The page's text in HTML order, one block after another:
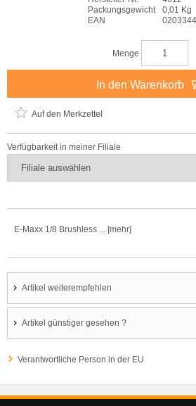
Packungsgewicht
0,01 Kg
EAN
Menge
In den Warenkorb
Auf den Merkzettel
Verfügbarkeit in meiner Filiale
E-Maxx 1/8 Brushless ... [mehr]
Artikel weiterempfehlen
Artikel günstiger gesehen ?
Verantwortliche Person in der EU